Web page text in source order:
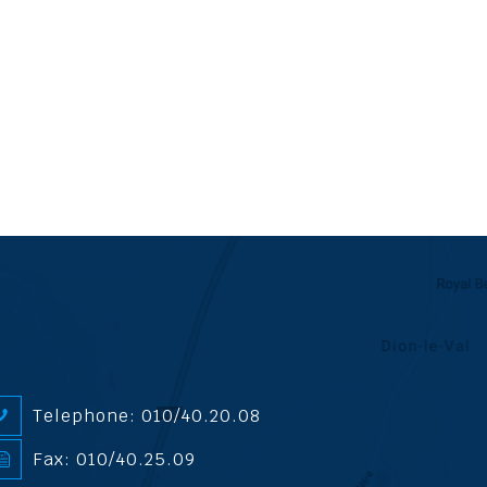
Telephone: 010/40.20.08
Fax: 010/40.25.09